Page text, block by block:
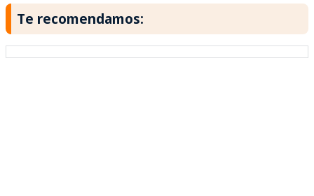
Te recomendamos: